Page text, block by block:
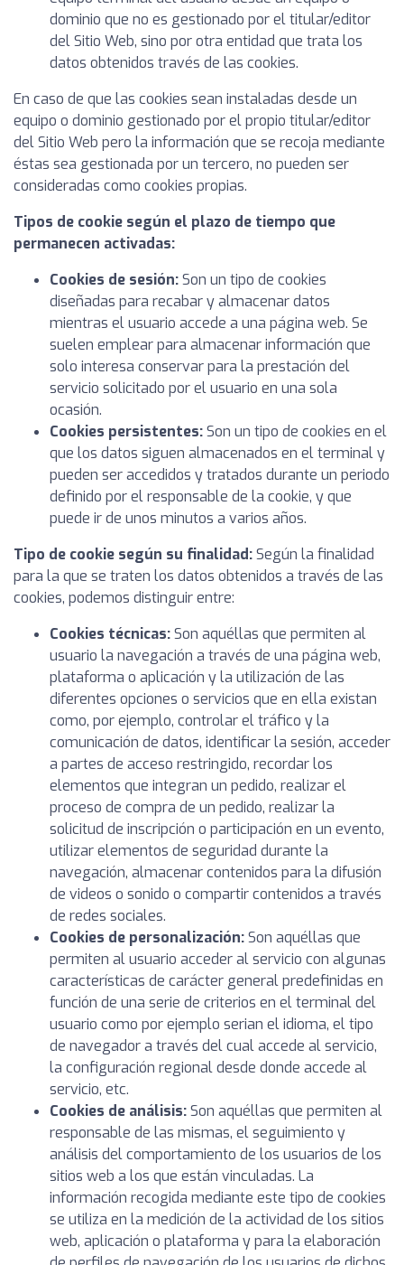
dominio que no es gestionado por el titular/editor
del Sitio Web, sino por otra entidad que trata los
datos obtenidos través de las cookies.
En caso de que las cookies sean instaladas desde un
equipo o dominio gestionado por el propio titular/editor
del Sitio Web pero la información que se recoja mediante
éstas sea gestionada por un tercero, no pueden ser
consideradas como cookies propias.
Tipos de cookie según el plazo de tiempo que
permanecen activadas:
Cookies de sesión:Son un tipo de cookies
diseñadas para recabar y almacenar datos
mientras el usuario accede a una página web. Se
suelen emplear para almacenar información que
solo interesa conservar para la prestación del
servicio solicitado por el usuario en una sola
ocasión.
Cookies persistentes:Son un tipo de cookies en el
que los datos siguen almacenados en el terminal y
pueden ser accedidos y tratados durante un periodo
definido por el responsable de la cookie, y que
puede ir de unos minutos a varios años.
Tipo de cookie según su finalidad:Según la finalidad
para la que se traten los datos obtenidos a través de las
cookies, podemos distinguir entre:
Cookies técnicas:Son aquéllas que permiten al
usuario la navegación a través de una página web,
plataforma o aplicación y la utilización de las
diferentes opciones o servicios que en ella existan
como, por ejemplo, controlar el tráfico y la
comunicación de datos, identificar la sesión, acceder
a partes de acceso restringido, recordar los
elementos que integran un pedido, realizar el
proceso de compra de un pedido, realizar la
solicitud de inscripción o participación en un evento,
utilizar elementos de seguridad durante la
navegación, almacenar contenidos para la difusión
de videos o sonido o compartir contenidos a través
de redes sociales.
Cookies de personalización:Son aquéllas que
permiten al usuario acceder al servicio con algunas
características de carácter general predefinidas en
función de una serie de criterios en el terminal del
usuario como por ejemplo serian el idioma, el tipo
de navegador a través del cual accede al servicio,
la configuración regional desde donde accede al
servicio, etc.
Cookies de análisis:Son aquéllas que permiten al
responsable de las mismas, el seguimiento y
análisis del comportamiento de los usuarios de los
sitios web a los que están vinculadas. La
información recogida mediante este tipo de cookies
se utiliza en la medición de la actividad de los sitios
web, aplicación o plataforma y para la elaboración